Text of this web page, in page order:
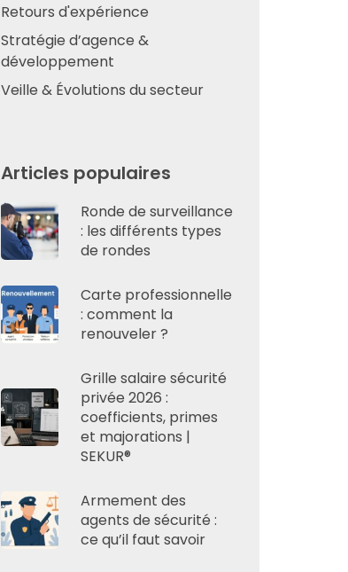
Retours d'expérience
Stratégie d’agence &
développement
Veille & Évolutions du secteur
Articles populaires
Ronde de surveillance
: les différents types
de rondes
Carte professionnelle
: comment la
renouveler ?
Grille salaire sécurité
privée 2026 :
coefficients, primes
et majorations |
SEKUR®
Armement des
agents de sécurité :
ce qu’il faut savoir